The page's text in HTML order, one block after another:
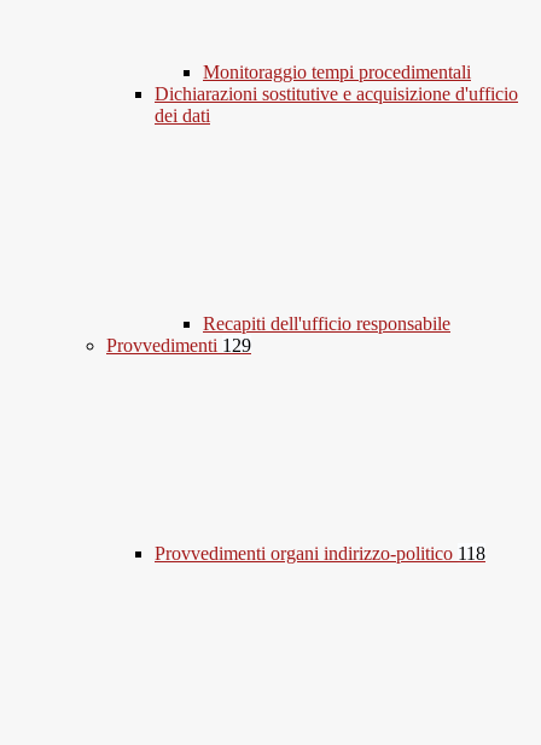
Monitoraggio tempi procedimentali
Dichiarazioni sostitutive e acquisizione d'ufficio
dei dati
Recapiti dell'ufficio responsabile
Provvedimenti 129
Provvedimenti organi indirizzo-politico 118